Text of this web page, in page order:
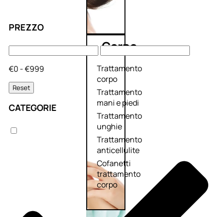
Corpo
Trattamento
corpo
Trattamento
mani e piedi
Trattamento
unghie
Trattamento
anticellulite
Cofanetti
trattamento
corpo
PREZZO
€0 - €999
Reset
CATEGORIE